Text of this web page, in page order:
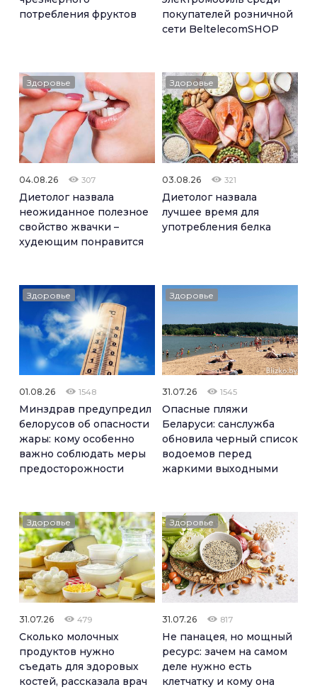
потребления фруктов
покупателей розничной
сети BeltelecomSHOP
Здоровье
04.08.26 307
Диетолог назвала
неожиданное полезное
свойство жвачки –
худеющим понравится
Здоровье
03.08.26 321
Диетолог назвала
лучшее время для
употребления белка
Здоровье
01.08.26 1548
Минздрав предупредил
белорусов об опасности
жары: кому особенно
важно соблюдать меры
предосторожности
Здоровье
31.07.26 1545
Опасные пляжи
Беларуси: санслужба
обновила черный список
водоемов перед
жаркими выходными
Здоровье
31.07.26 479
Сколько молочных
продуктов нужно
съедать для здоровых
костей, рассказала врач
Здоровье
31.07.26 817
Не панацея, но мощный
ресурс: зачем на самом
деле нужно есть
клетчатку и кому она